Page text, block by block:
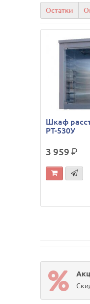
Остатки
Шкаф
РТ-530У
3 959р.